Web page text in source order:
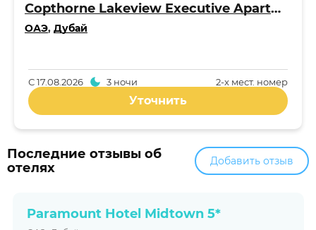
Copthorne Lakeview Executive Apartments Dubai, Green Community 4*
ОАЭ, Дубай
2-x мест. номер
С17.08.2026 3 ночи
Уточнить
Последние отзывы об
отелях
Добавить отзыв
Paramount Hotel Midtown 5*